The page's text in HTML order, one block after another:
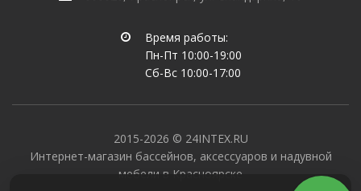
Время работы:
Пн-Пт 10:00-19:00
Сб-Вс 10:00-17:00
2015-2026 © 24INTEX.RU
Интернет-магазин бассейнов, аксессуаров и надувной
мебели в Красноярске